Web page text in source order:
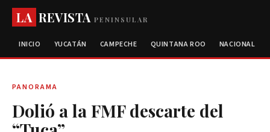
LA REVISTAPENINSULAR
INICIO YUCATÁN CAMPECHE QUINTANA ROO NACIONAL
PANORAMA
Dolió a la FMF descarte del